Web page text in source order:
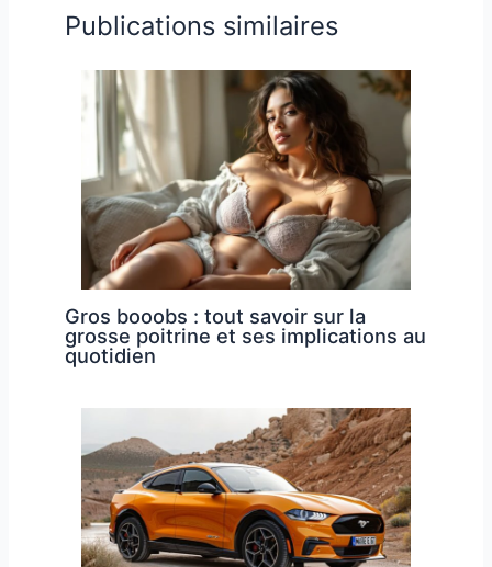
Publications similaires
Gros booobs : tout savoir sur la
grosse poitrine et ses implications au
quotidien